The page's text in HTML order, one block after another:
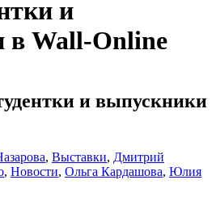
и
в Wall-Online
и выпускники
, Выставки, Дмитрий
, Новости, Ольга Кардашова, Юлия